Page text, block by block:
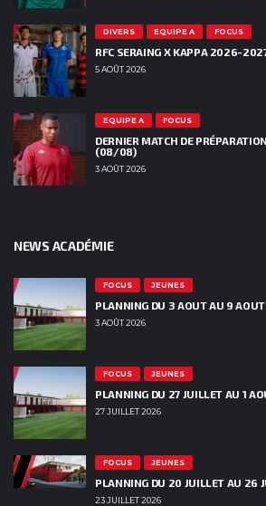
DIVERS EQUIPE A FOCUS
RFC SERAING X KAPPA 2026-
5 AOÛT 2026
EQUIPE A FOCUS
DERNIER MATCH DE
(08/08)
3 AOÛT 2026
NEWS ACADÉMIE
FOCUS JEUNES
PLANNING DU 3 AOUT AU 9 AOUT
3 AOÛT 2026
FOCUS JEUNES
PLANNING DU 27 JUILLET AU 1
27 JUILLET 2026
FOCUS JEUNES
PLANNING DU 20 JUILLET AU 26
23 JUILLET 2026